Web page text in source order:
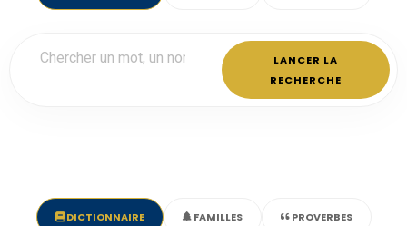
LANCER LA
RECHERCHE
DICTIONNAIRE FAMILLES PROVERBES